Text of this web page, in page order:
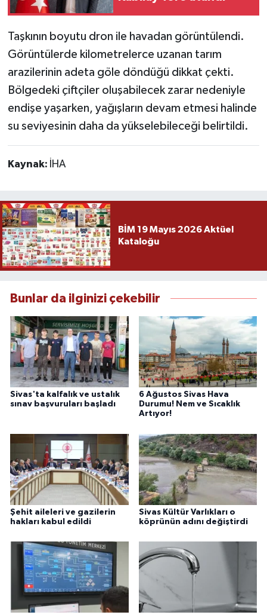
Taşkının boyutu dron ile havadan görüntülendi.
Görüntülerde kilometrelerce uzanan tarım
arazilerinin adeta göle döndüğü dikkat çekti.
Bölgedeki çiftçiler oluşabilecek zarar nedeniyle
endişe yaşarken, yağışların devam etmesi halinde
su seviyesinin daha da yükselebileceği belirtildi.
Kaynak: İHA
BİM 19 Mayıs 2026 Aktüel
Kataloğu
Bunlar da ilginizi çekebilir
Sivas'ta kalfalık ve ustalık
sınav başvuruları başladı
6 Ağustos Sivas Hava
Durumu! Nem ve Sıcaklık
Artıyor!
Şehit aileleri ve gazilerin
hakları kabul edildi
Sivas Kültür Varlıkları o
köprünün adını değiştirdi